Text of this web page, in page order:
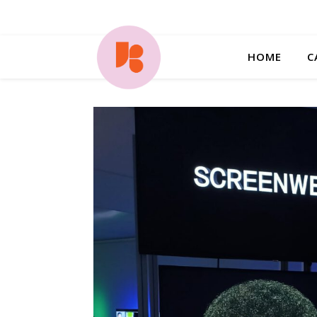
HOME